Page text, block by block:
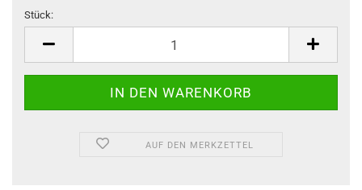
Stück:
AUF DEN MERKZETTEL